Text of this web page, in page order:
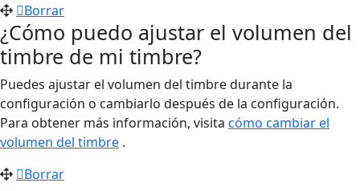
Borrar
¿Cómo puedo ajustar el volumen del
timbre de mi timbre?
Puedes ajustar el volumen del timbre durante la
configuración o cambiarlo después de la configuración.
Para obtener más información, visita cómo cambiar el
volumen del timbre .
Borrar